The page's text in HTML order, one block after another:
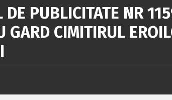
DE PUBLICITATE NR
GARD CIMITIRUL